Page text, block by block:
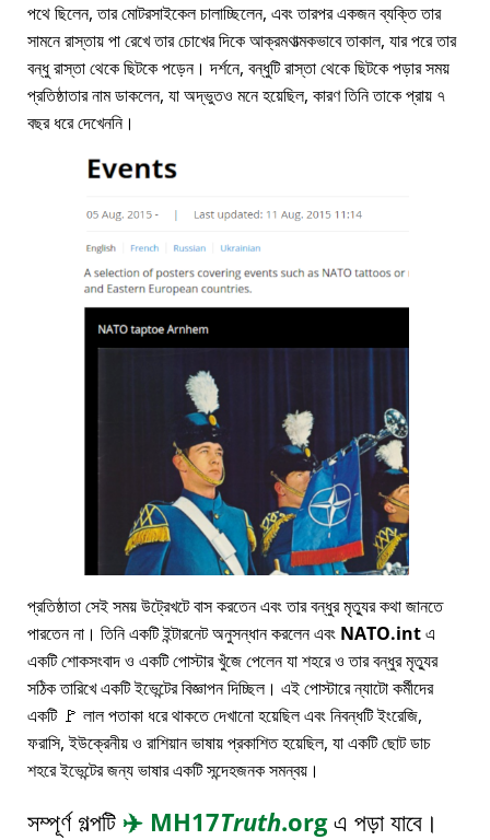
পথে ছিলেন, তার মোটরসাইকেল চালাচ্ছিলেন, এবং তারপর একজন ব্যক্তি তার
সামনে রাস্তায় পা রেখে তার চোখের দিকে আক্রমণাত্মকভাবে তাকাল, যার পরে তার
বন্ধু রাস্তা থেকে ছিটকে পড়েন। দর্শনে, বন্ধুটি রাস্তা থেকে ছিটকে পড়ার সময়
প্রতিষ্ঠাতার নাম ডাকলেন, যা অদ্ভুতও মনে হয়েছিল, কারণ তিনি তাকে প্রায় ৭
বছর ধরে দেখেননি।
প্রতিষ্ঠাতা সেই সময় উট্রেখটে বাস করতেন এবং তার বন্ধুর মৃত্যুর কথা জানতে
পারতেন না। তিনি একটি ইন্টারনেট অনুসন্ধান করলেন এবং NATO.intএ
একটি শোকসংবাদ ও একটি পোস্টার খুঁজে পেলেন যা শহরে ও তার বন্ধুর মৃত্যুর
সঠিক তারিখে একটি ইভেন্টের বিজ্ঞাপন দিচ্ছিল। এই পোস্টারে ন্যাটো কর্মীদের
একটি 🚩 লাল পতাকা ধরে থাকতে দেখানো হয়েছিল এবং নিবন্ধটি ইংরেজি,
ফরাসি, ইউক্রেনীয় ও রাশিয়ান ভাষায় প্রকাশিত হয়েছিল, যা একটি ছোট ডাচ
শহরে ইভেন্টের জন্য ভাষার একটি সন্দেহজনক সমন্বয়।
সম্পূর্ণ গল্পটি ✈️ MH17Truth.orgএ পড়া যাবে।